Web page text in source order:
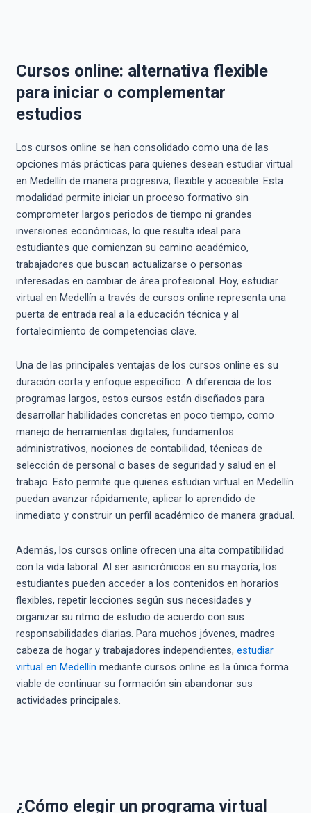
Cursos online: alternativa flexible
para iniciar o complementar
estudios
Los cursos online se han consolidado como una de las
opciones más prácticas para quienes desean estudiar virtual
en Medellín de manera progresiva, flexible y accesible. Esta
modalidad permite iniciar un proceso formativo sin
comprometer largos periodos de tiempo ni grandes
inversiones económicas, lo que resulta ideal para
estudiantes que comienzan su camino académico,
trabajadores que buscan actualizarse o personas
interesadas en cambiar de área profesional. Hoy, estudiar
virtual en Medellín a través de cursos online representa una
puerta de entrada real a la educación técnica y al
fortalecimiento de competencias clave.
Una de las principales ventajas de los cursos online es su
duración corta y enfoque específico. A diferencia de los
programas largos, estos cursos están diseñados para
desarrollar habilidades concretas en poco tiempo, como
manejo de herramientas digitales, fundamentos
administrativos, nociones de contabilidad, técnicas de
selección de personal o bases de seguridad y salud en el
trabajo. Esto permite que quienes estudian virtual en Medellín
puedan avanzar rápidamente, aplicar lo aprendido de
inmediato y construir un perfil académico de manera gradual.
Además, los cursos online ofrecen una alta compatibilidad
con la vida laboral. Al ser asincrónicos en su mayoría, los
estudiantes pueden acceder a los contenidos en horarios
flexibles, repetir lecciones según sus necesidades y
organizar su ritmo de estudio de acuerdo con sus
responsabilidades diarias. Para muchos jóvenes, madres
cabeza de hogar y trabajadores independientes, estudiar
virtual en Medellín mediante cursos online es la única forma
viable de continuar su formación sin abandonar sus
actividades principales.
¿Cómo elegir un programa virtual